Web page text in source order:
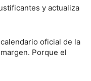
y actualiza
oficial de la
Porque el